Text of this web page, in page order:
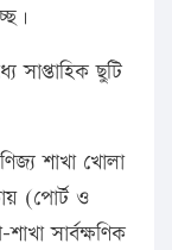
সাপ্তাহিক ছুটি
শাখা খোলা
(পোর্ট ও
সার্বক্ষণিক